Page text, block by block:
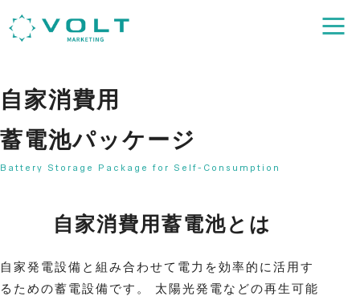
⾃家消費⽤
蓄電池パッケージ
Battery Storage Package for Self-Consumption
⾃家消費⽤蓄電池とは
自家発電設備と組み合わせて電力を効率的に活用す
るための蓄電設備です。 太陽光発電などの再生可能